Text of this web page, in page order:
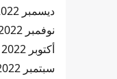
ديسمبر 2022
نوفمبر 2022
أكتوبر 2022
سبتمبر 2022